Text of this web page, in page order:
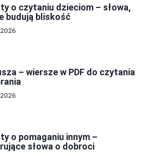
o czytaniu dzieciom – słowa,
budują bliskość
– wiersze w PDF do czytania
o pomaganiu innym –
słowa o dobroci